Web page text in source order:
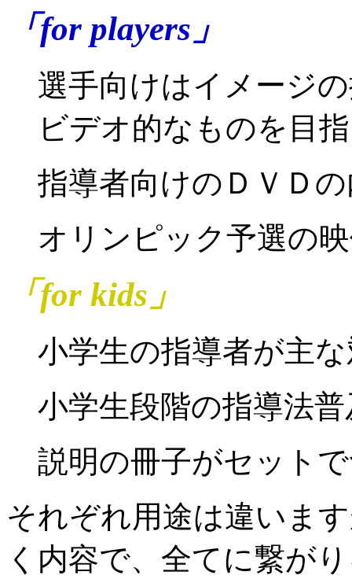
「for players 」
選手向けはイメージ
ビデオ的なものを目
指導者向けのＤＶＤ
オリンピック予選の
「for kids」
小学生の指導者が主
小学生段階の指導法
説明の冊子がセット
それぞれ用途は違いま
く内容で、全てに繋が